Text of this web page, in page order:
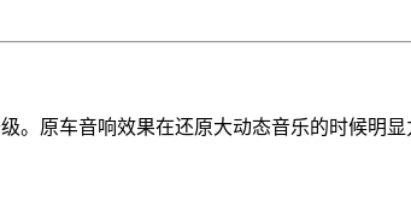
原车音响效果在还原大动态音乐的时候明